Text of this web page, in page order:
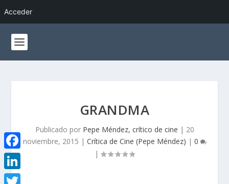
Acceder
GRANDMA
Publicado por Pepe Méndez, crítico de cine | 20
noviembre, 2015 | Crítica de Cine (Pepe Méndez) | 0
|
F
a
L